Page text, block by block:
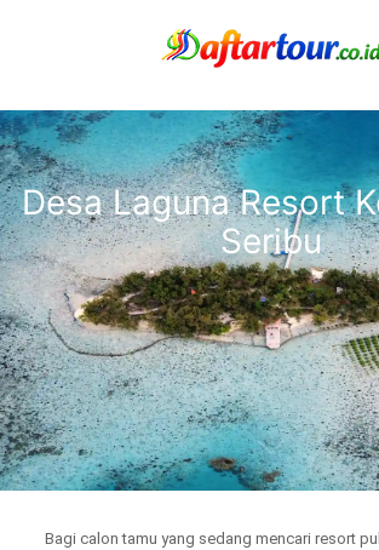
Desa Laguna Resort
Seribu
Bagi calon tamu yang sedang mencari resort